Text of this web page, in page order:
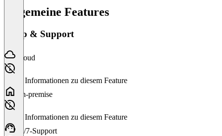
Allgemeine Features
Setup & Support
Cloud
Keine Informationen zu diesem Feature
On-premise
Keine Informationen zu diesem Feature
24/7-Support